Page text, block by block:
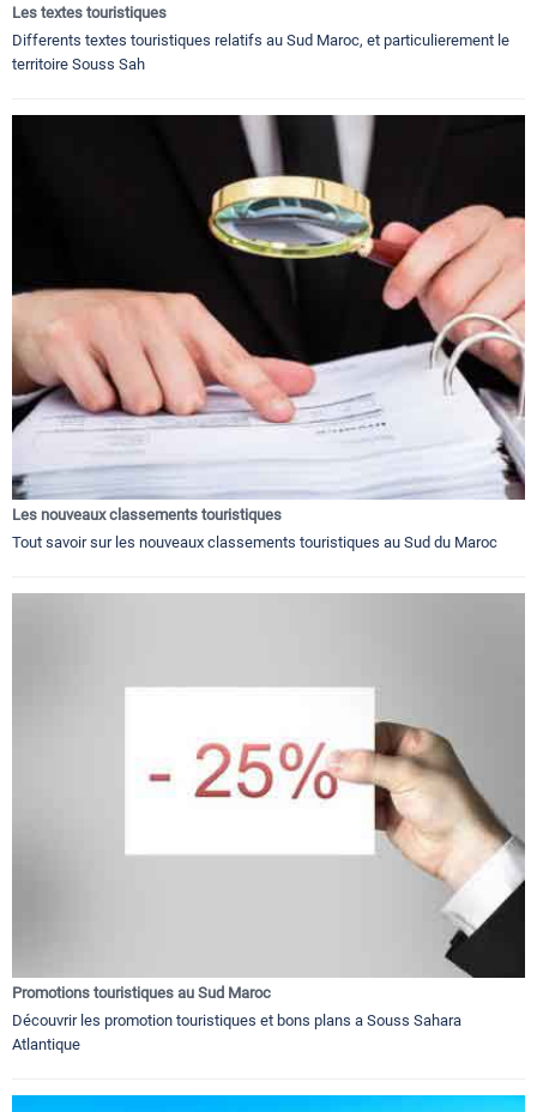
Les textes touristiques
Differents textes touristiques relatifs au Sud Maroc, et particulierement le
territoire Souss Sah
Les nouveaux classements touristiques
Tout savoir sur les nouveaux classements touristiques au Sud du Maroc
Promotions touristiques au Sud Maroc
Découvrir les promotion touristiques et bons plans a Souss Sahara
Atlantique